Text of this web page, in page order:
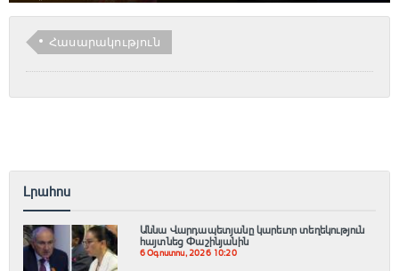
Հասարակություն
Լրահոս
Աննա Վարդապետյանը կարեւոր տեղեկություն
հայտնեց Փաշինյանին
6 Օգոստոս, 2026 10:20